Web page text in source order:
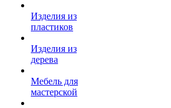
Изделия из
пластиков
Изделия из
дерева
Мебель для
мастерской